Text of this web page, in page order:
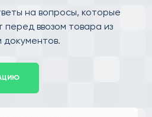
на вопросы, которые
перед ввозом товара из
документов.